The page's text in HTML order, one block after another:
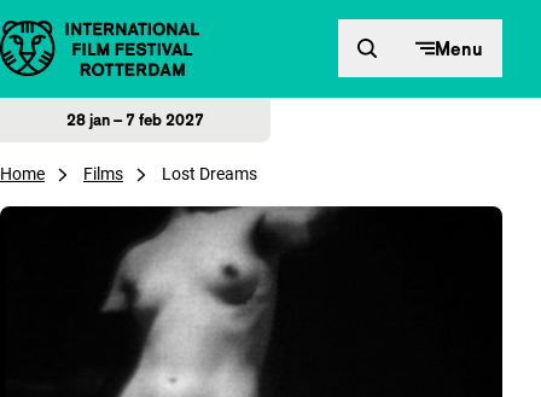
Direct naar inhoud Menu
28 jan – 7 feb 2027
Home Films Lost Dreams